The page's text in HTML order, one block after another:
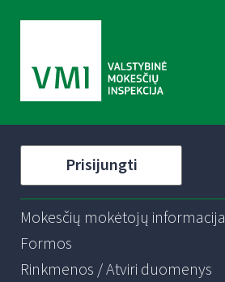
Prisijungti
Mokesčių mokėtojų informacija
Formos
Rinkmenos / Atviri duomenys